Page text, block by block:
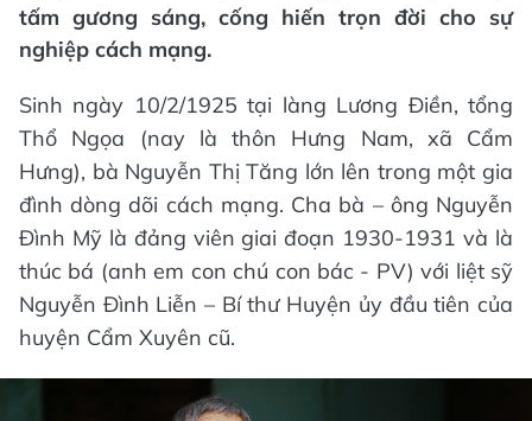
tấm gương sáng, cống hiến trọn đời cho sự
nghiệp cách mạng.
Sinh ngày 10/2/1925 tại làng Lương Điền, tổng
Thổ Ngọa (nay là thôn Hưng Nam, xã Cẩm
Hưng), bà Nguyễn Thị Tăng lớn lên trong một gia
đình dòng dõi cách mạng. Cha bà – ông Nguyễn
Đình Mỹ là đảng viên giai đoạn 1930-1931 và là
thúc bá (anh em con chú con bác - PV) với liệt sỹ
Nguyễn Đình Liễn – Bí thư Huyện ủy đầu tiên của
huyện Cẩm Xuyên cũ.